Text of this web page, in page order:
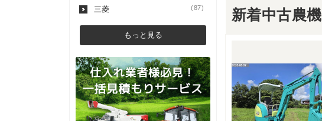
新着中古農機
三菱 (87)
もっと見る